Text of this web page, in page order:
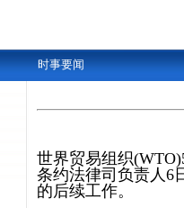
时事要闻
世界贸易组织
条约法律司负责人6
的后续工作。